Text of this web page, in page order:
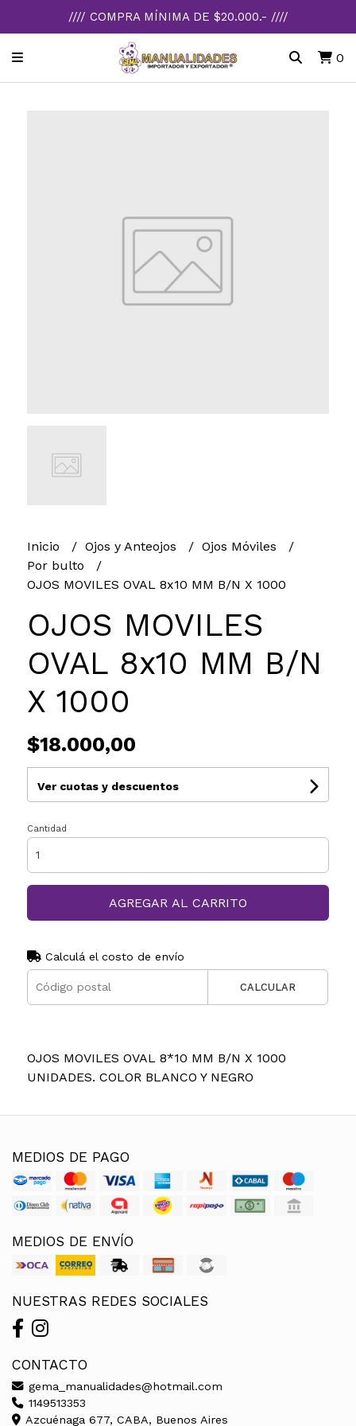
//// COMPRA MÍNIMA DE $20.000.- ////
0
Inicio Ojos y Anteojos
Ojos Móviles
Por bulto
OJOS MOVILES OVAL 8x10 MM B/N X 1000
OJOS MOVILES
OVAL 8x10 MM B/N
X 1000
$18.000,00
Ver cuotas y descuentos
Cantidad
AGREGAR AL CARRITO
Calculá el costo de envío
CALCULAR
OJOS MOVILES OVAL 8*10 MM B/N X 1000
UNIDADES. COLOR BLANCO Y NEGRO
MEDIOS DE PAGO
MEDIOS DE ENVÍO
NUESTRAS REDES SOCIALES
CONTACTO
gema_manualidades@hotmail.com
1149513353
Azcuénaga 677, CABA, Buenos Aires